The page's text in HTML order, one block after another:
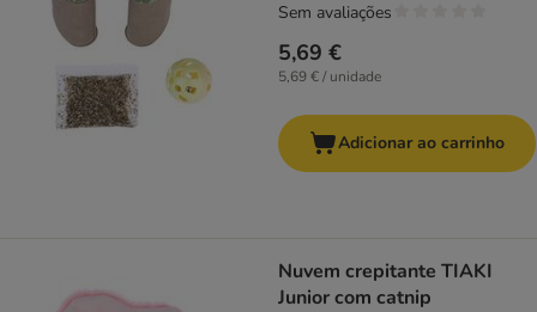
5,69 €
5,69 € / unidade
Sem avaliações
Adicionar ao carrinho
Nuvem crepitante TIAKI
Junior com catnip